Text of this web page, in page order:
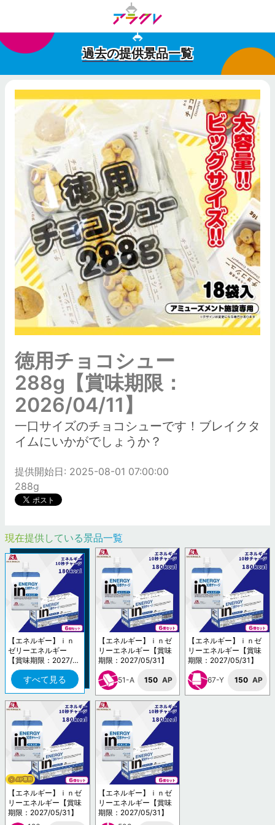
過去の提供景品一覧
徳用チョコシュー
288g【賞味期限：
2026/04/11】
一口サイズのチョコシューです！ブレイクタ
イムにいかがでしょうか？
提供開始日: 2025-08-01 07:00:00
288g
現在提供している景品一覧
【エネルギー】ｉｎ
ゼリーエネルギー
【賞味期限：2027/0
5/31】
すべて見る
【エネルギー】ｉｎゼ
リーエネルギー【賞味
期限：2027/05/31】
51-A 150 AP
【エネルギー】ｉｎゼ
リーエネルギー【賞味
期限：2027/05/31】
67-Y 150 AP
【エネルギー】ｉｎゼ
リーエネルギー【賞味
期限：2027/05/31】
【エネルギー】ｉｎゼ
リーエネルギー【賞味
期限：2027/05/31】